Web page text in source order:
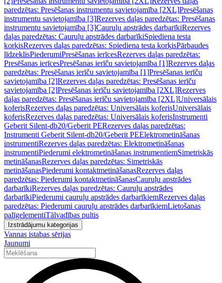
paredzētas: Presēšanas instrumentu savietojamība [2XL]Presēšanas
instrumentu savietojamība [3]Rezerves daļas paredzētas: Presēšanas
instrumentu savietojamība [3]Cauruļu apstrādes darbarīkiRezerves
daļas paredzētas: Cauruļu apstrādes darbarīkiSpiediena testa
korķisRezerves daļas paredzētas: Spiediena testa korķisPārbaudes
līdzeklisPiederumiPresēšanas ierīcesRezerves daļas paredzētas:
Presēšanas ierīcesPresēšanas ierīču savietojamība [1]Rezerves daļas
paredzētas: Presēšanas ierīču savietojamība [1]Presēšanas ierīču
savietojamība [2]Rezerves daļas paredzētas: Presēšanas ierīču
savietojamība [2]Presēšanas ierīču savietojamība [2XL]Rezerves
daļas paredzētas: Presēšanas ierīču savietojamība [2XL]Universālais
koferisRezerves daļas paredzētas: Universālais koferisUniversālais
koferisRezerves daļas paredzētas: Universālais koferisInstrumenti
Geberit Silent-db20/Geberit PERezerves daļas paredzētas:
Instrumenti Geberit Silent-db20/Geberit PEElektrometināšanas
instrumentiRezerves daļas paredzētas: Elektrometināšanas
instrumentiPiederumi elektrometināšanas instrumentiemSimetriskās
metināšanasRezerves daļas paredzētas: Simetriskās
metināšanasPiederumi kontaktmetināšanasRezerves daļas
paredzētas: Piederumi kontaktmetināšanasCauruļu apstrādes
darbarīkiRezerves daļas paredzētas: Cauruļu apstrādes
darbarīkiPiederumi cauruļu apstrādes darbarīkiemRezerves daļas
paredzētas: Piederumi cauruļu apstrādes darbarīkiemLietošanas
palīgelementiTālvadības pultis
Izstrādājumu kategorijas
Vannas istabas sērijas
Jaunumi